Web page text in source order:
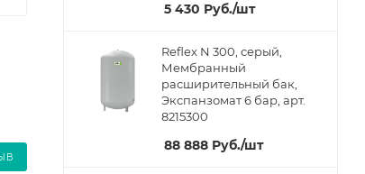
5 430 Руб./шт
Reflex N 300, серый,
Мембранный
расширительный бак,
Экспанзомат 6 бар, арт.
8215300
88 888 Руб./шт